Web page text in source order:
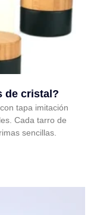
de cristal?
tapa imitación
Cada tarro de
sencillas.